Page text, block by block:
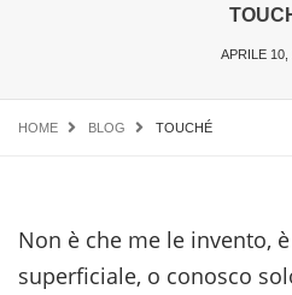
APRILE 10,
HOME BLOG TOUCHÉ
Non è che me le invento,
superficiale, o conosco